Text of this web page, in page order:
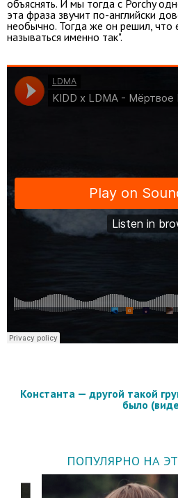
объяснять. И мы тогда с Porchy
эта фраза звучит по-английски
необычно. Тогда же он решил, что
называться именно так".
Константа — другой такой
было
ПОПУЛЯРНО НА